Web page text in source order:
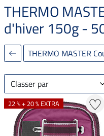
THERMO
d'hiver 150g -
THERMO MASTER
Classer par
22 % + 20 % EXTRA